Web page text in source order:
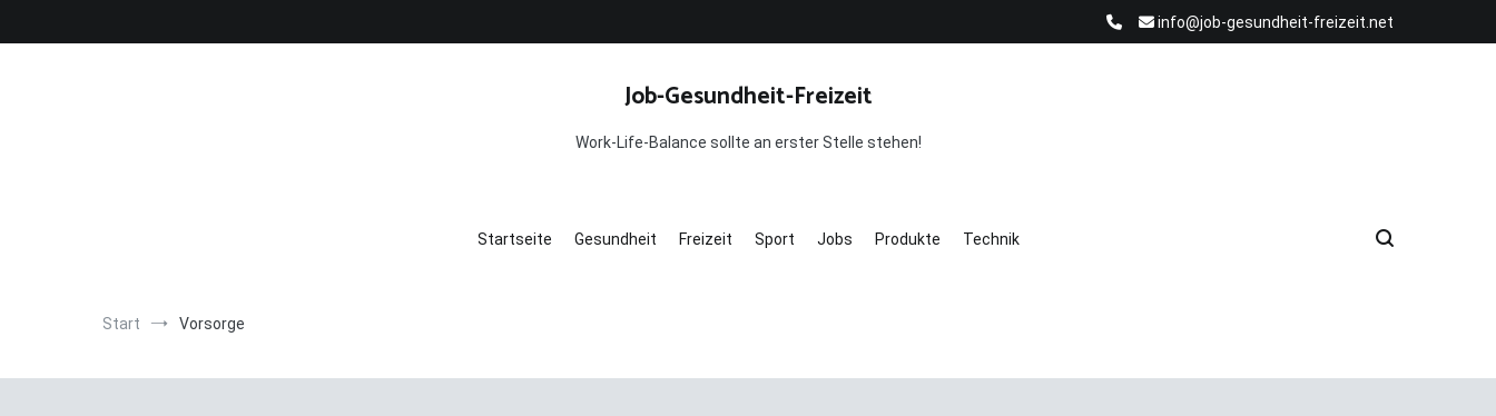
info@job-gesundheit-freizeit.net
Job-Gesundheit-Freizeit
Work-Life-Balance sollte an erster Stelle stehen!
Startseite Gesundheit Freizeit Sport Jobs Produkte Technik
Start Vorsorge